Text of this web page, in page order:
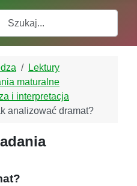
Lektury
maturalne
i interpretacja
analizować dramat?